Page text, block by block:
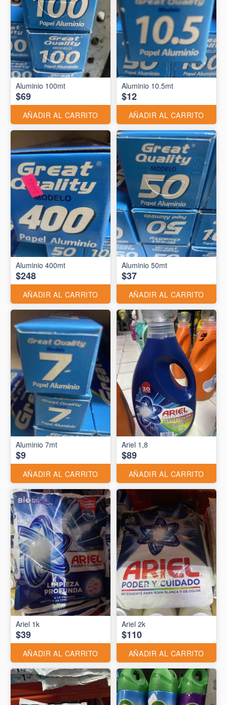
$69
AÑADIR AL CARRITO
Aluminio 10.5mt
$12
AÑADIR AL CARRITO
Aluminio 400mt
$248
AÑADIR AL CARRITO
Aluminio 50mt
$37
AÑADIR AL CARRITO
Aluminio 7mt
$9
AÑADIR AL CARRITO
Ariel 1,8
$89
AÑADIR AL CARRITO
Ariel 1k
$39
AÑADIR AL CARRITO
Ariel 2k
$110
AÑADIR AL CARRITO